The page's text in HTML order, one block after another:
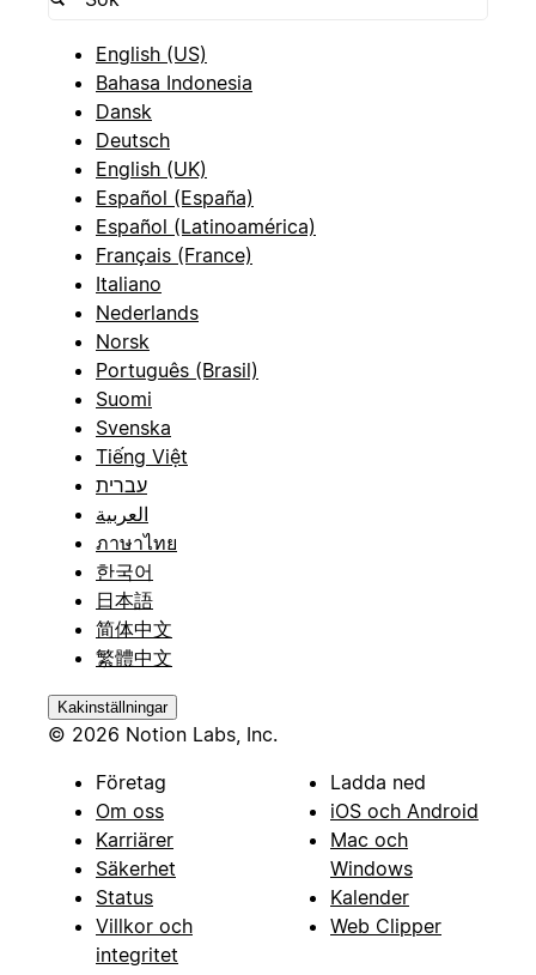
English (US)
Bahasa Indonesia
Dansk
Deutsch
English (UK)
Español (España)
Español (Latinoamérica)
Français (France)
Italiano
Nederlands
Norsk
Português (Brasil)
Suomi
Svenska
Tiếng Việt
עברית
العربية
ภาษาไทย
한국어
日本語
简体中文
繁體中文
Kakinställningar
© 2026 Notion Labs, Inc.
Företag
Om oss
Karriärer
Säkerhet
Status
Villkor och
integritet
Ladda ned
iOS och Android
Mac och
Windows
Kalender
Web Clipper